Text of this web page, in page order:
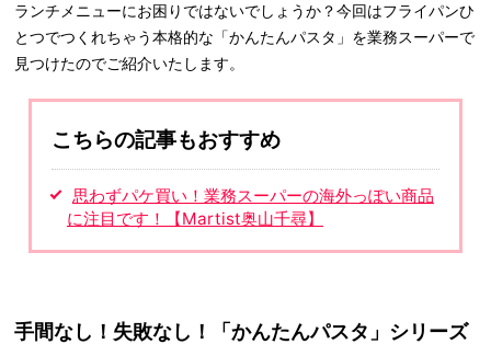
ランチメニューにお困りではないでしょうか？今回はフライパンひ
とつでつくれちゃう本格的な「かんたんパスタ」を業務スーパーで
見つけたのでご紹介いたします。
こちらの記事もおすすめ
思わずパケ買い！業務スーパーの海外っぽい商品
に注目です！【Martist奥山千尋】
手間なし！失敗なし！「かんたんパスタ」シリーズ